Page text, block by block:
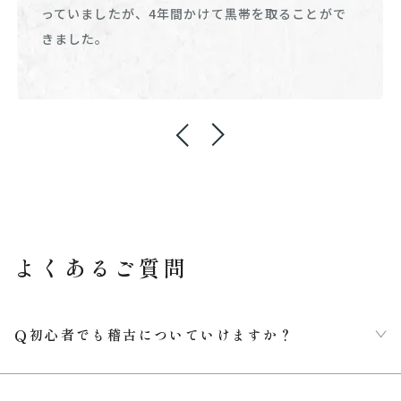
っていましたが、4年間かけて黒帯を取ることがで
きました。
よくあるご質問
初心者でも稽古についていけますか？